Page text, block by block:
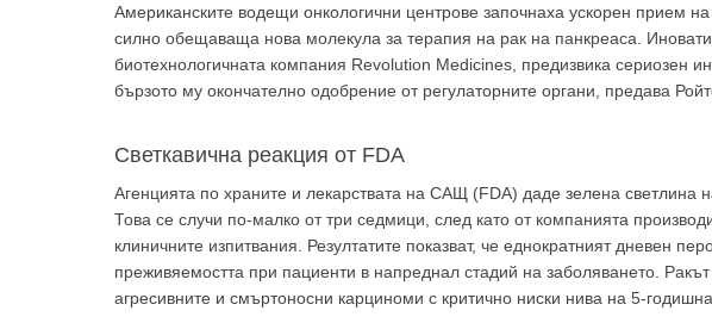
Американските водещи онкологични центрове започнаха ускорен прием
силно обещаваща нова молекула за терапия на рак на панкреаса.
биотехнологичната компания Revolution Medicines, предизвика сериозен
бързото му окончателно одобрение от регулаторните органи, предава
Светкавична реакция от FDA
Агенцията по храните и лекарствата на САЩ (FDA) даде зелена светлина
Това се случи по-малко от три седмици, след като от компанията
клиничните изпитвания. Резултатите показват, че еднократният дневен
преживяемостта при пациенти в напреднал стадий на заболяването.
агресивните и смъртоносни карциноми с критично ниски нива на 5-
За да можеда виждате